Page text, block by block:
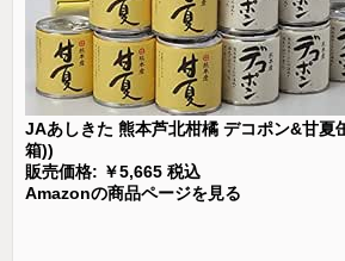
JAあしきた 熊本芦北柑橘 デコポン&甘夏
箱))
販売価格: ￥5,665 税込
Amazonの商品ページを見る